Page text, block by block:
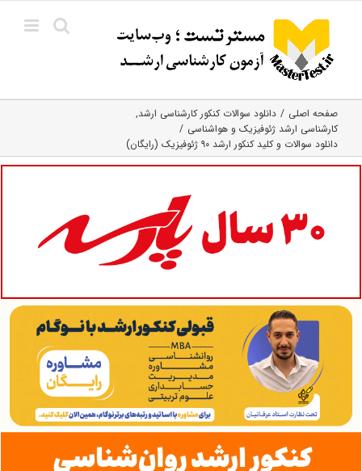
content
صفحه اصلی
دانلود سوالات کنکور کارشناسی ارشد
کارشناسی ارشد ژئوفیزیک و هواشناسی
دانلود سوالات و کلید کنکور ارشد ۹۰ ژئوفیزیک (رایگان)